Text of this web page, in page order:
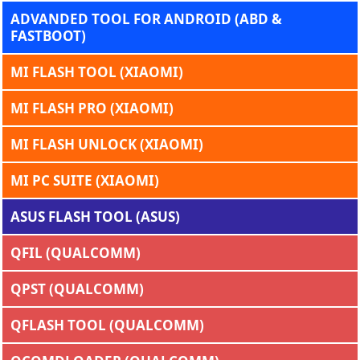
ADVANDED TOOL FOR ANDROID (ABD &
FASTBOOT)
MI FLASH TOOL (XIAOMI)
MI FLASH PRO (XIAOMI)
MI FLASH UNLOCK (XIAOMI)
MI PC SUITE (XIAOMI)
ASUS FLASH TOOL (ASUS)
QFIL (QUALCOMM)
QPST (QUALCOMM)
QFLASH TOOL (QUALCOMM)